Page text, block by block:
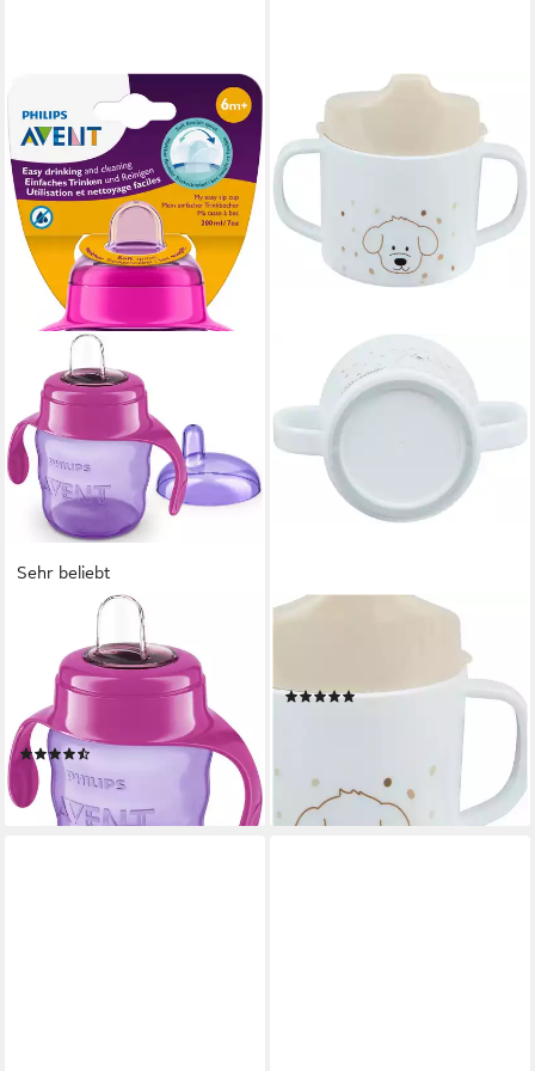
Sehr beliebt
PHILIPS AVENT
Trinklernbecher SCF551,
Polypropylen, Silikon,
Schnabelbecher mit weichem
Trinkschnabel, ab 6. M.
(46)
7,99 €
lieferbar - in 1-2 Werktagen bei dir
STERNTALER®
(2)